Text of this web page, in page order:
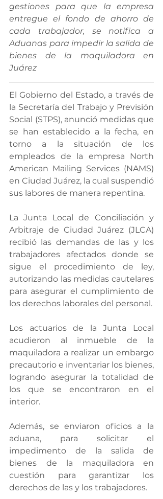
gestiones para que la empresa
entregue el fondo de ahorro de
cada trabajador, se notifica a
Aduanas para impedir la salida de
bienes de la maquiladora en
Juárez
El Gobierno del Estado, a través de
la Secretaría del Trabajo y Previsión
Social (STPS), anunció medidas que
se han establecido a la fecha, en
torno a la situación de los
empleados de la empresa North
American Mailing Services (NAMS)
en Ciudad Juárez, la cual suspendió
sus labores de manera repentina.
La Junta Local de Conciliación y
Arbitraje de Ciudad Juárez (JLCA)
recibió las demandas de las y los
trabajadores afectados donde se
sigue el procedimiento de ley,
autorizando las medidas cautelares
para asegurar el cumplimiento de
los derechos laborales del personal.
Los actuarios de la Junta Local
acudieron al inmueble de la
maquiladora a realizar un embargo
precautorio e inventariar los bienes,
logrando asegurar la totalidad de
los que se encontraron en el
interior.
Además, se enviaron oficios a la
aduana, para solicitar el
impedimento de la salida de
bienes de la maquiladora en
cuestión para garantizar los
derechos de las y los trabajadores.